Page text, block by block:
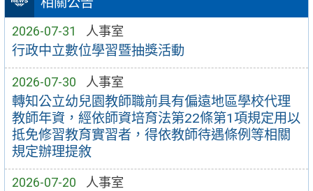
2026-07-31 人事室
行政中立數位學習暨抽獎活動
2026-07-30 人事室
轉知公立幼兒園教師職前具有偏遠地區學校代理
教師年資，經依師資培育法第22條第1項規定用以
抵免修習教育實習者，得依教師待遇條例等相關
規定辦理提敘
2026-07-20 人事室